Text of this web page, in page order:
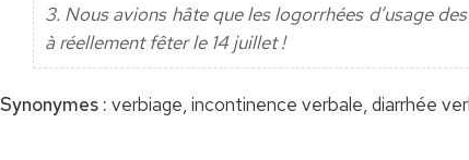
3. Nous avions hâte que les logorrhées d’usage
à réellement fêter le 14 juillet !
Synonymes : verbiage, incontinence verbale, diarrhée